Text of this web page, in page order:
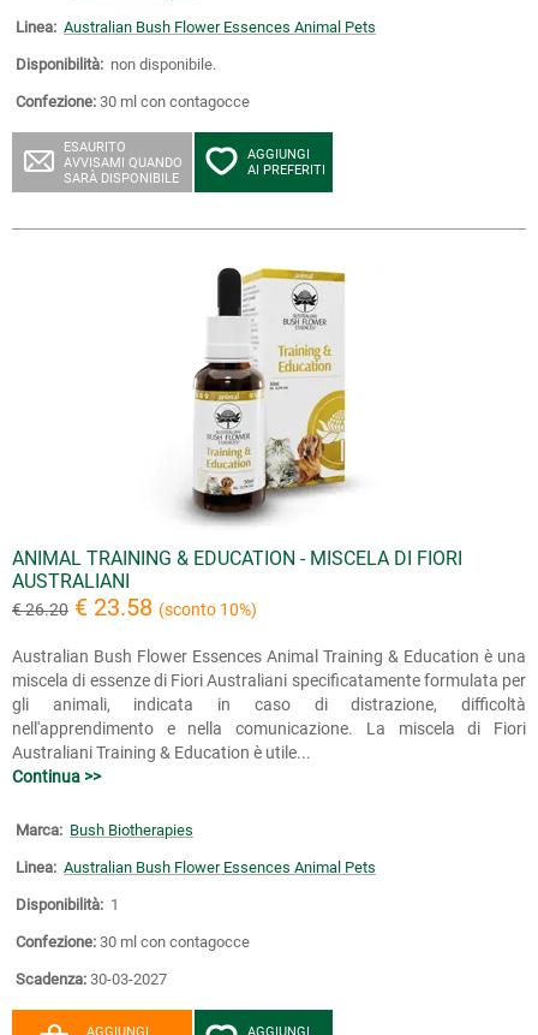
Linea: Australian Bush Flower Essences Animal Pets
Disponibilità: non disponibile.
Confezione: 30 ml con contagocce
ESAURITO
AVVISAMI QUANDO
SARÀ DISPONIBILE
AGGIUNGI
AI PREFERITI
ANIMAL TRAINING & EDUCATION - MISCELA DI FIORI
AUSTRALIANI
€ 26.20 € 23.58 (sconto 10%)
Australian Bush Flower Essences Animal Training & Education è una
miscela di essenze di Fiori Australiani specificatamente formulata per
gli animali, indicata in caso di distrazione, difficoltà
nell'apprendimento e nella comunicazione. La miscela di Fiori
Australiani Training & Education è utile...
Continua >>
Marca: Bush Biotherapies
Linea: Australian Bush Flower Essences Animal Pets
Disponibilità: 1
Confezione: 30 ml con contagocce
Scadenza: 30-03-2027
AGGIUNGI AGGIUNGI